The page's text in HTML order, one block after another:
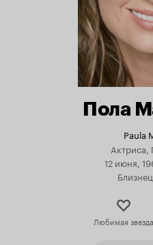
Пола
Paula
12 июня,
Любимая звезда